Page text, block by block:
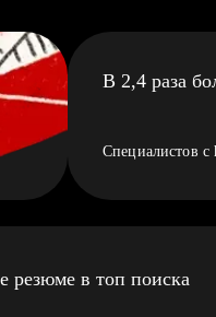
В 2,4 раза
Специалистов с
резюме в топ поиска